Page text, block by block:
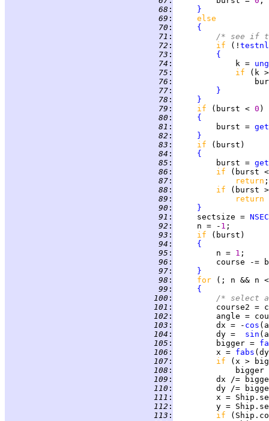
  68
:
}
  69
:
else
  70
:
{
  71
:
/* see if
  72
: if (! testnl
  73
:
{
  74
:
             k =
  75
: if
(k
  76
:
  77
:
}
  78
:
}
  79
: if (burst < 0
  80
:
{
  81
:
         burst =
  82
:
}
  83
: if
  84
:
{
  85
:
         burst =
  86
: if
(burst
  87
:
return
  88
: if
(burst
  89
:
return
  90
:
}
  91
:
     sectsize =
  92
:
     n = -
1
  93
: if
  94
:
{
  95
:
         n =
1
  96
:
  97
:
}
  98
: for
(; n && n
  99
:
{
100 :
/* select a
101 :
course2 =
102 :
angle =
103 :
         dx = -
cos
104 :
         dy =
sin
105 :
         bigger =
106 :
         x =
fabs
107 :
if
108 :
109 :
110 :
111 :
x =
112 :
y =
113 : if